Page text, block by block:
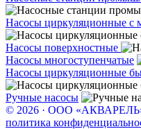
Насосы циркуляционные с
Насосы поверхностные
Насосы многоступенчатые
Насосы циркуляционные
Ручные насосы
© 2026 · ООО
политика